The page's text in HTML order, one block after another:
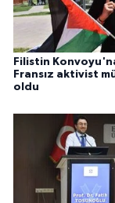
Filistin
Fransız aktivist
oldu